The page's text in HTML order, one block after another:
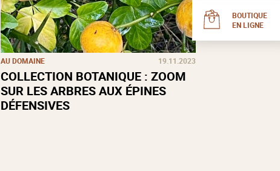
BOUTIQUE
EN LIGNE
AU DOMAINE 19.11.2023
COLLECTION BOTANIQUE : ZOOM
SUR LES ARBRES AUX ÉPINES
DÉFENSIVES